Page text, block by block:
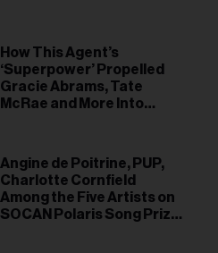
How This Agent’s
‘Superpower’ Propelled
Gracie Abrams, Tate
McRae and More Into
Angine de Poitrine, PUP,
Charlotte Cornfield
Among the Five Artists on
SOCAN Polaris Song Prize